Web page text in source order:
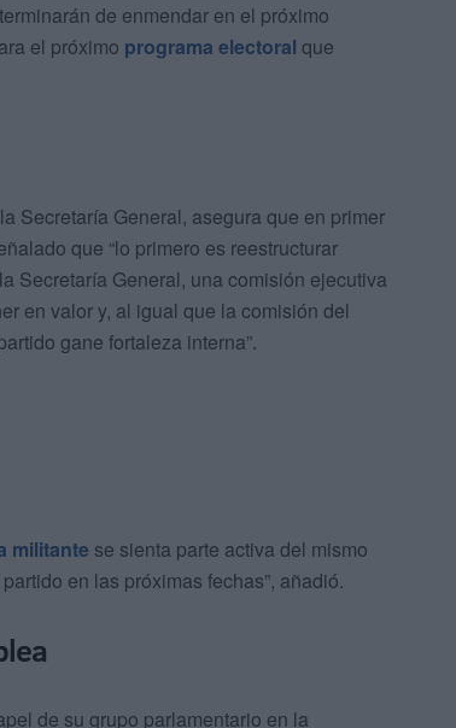
de enmendar en el próximo
el próximo programa electoral que
Secretaría General, asegura que en primer
que “lo primero es reestructurar
Secretaría General, una comisión ejecutiva
en valor y, al igual que la comisión del
gane fortaleza interna”.
militante se sienta parte activa del mismo
en las próximas fechas”, añadió.
de su grupo parlamentario en la